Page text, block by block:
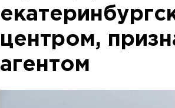
центром,
агентом